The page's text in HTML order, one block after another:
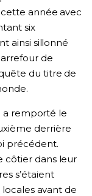
année avec
six
ainsi sillonné
de
du titre de
a remporté le
derrière
précédent.
côtier dans leur
s’étaient
avant de